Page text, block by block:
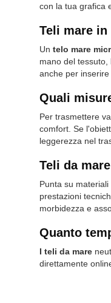
con la tua grafica
Teli mare
Un telo mare
mano del
anche per
Quali
Per trasmettere
comfort. Se
leggerezza nel
Teli da
Punta su
prestazioni
morbidezza e
Quanto
I teli da mare
direttamente